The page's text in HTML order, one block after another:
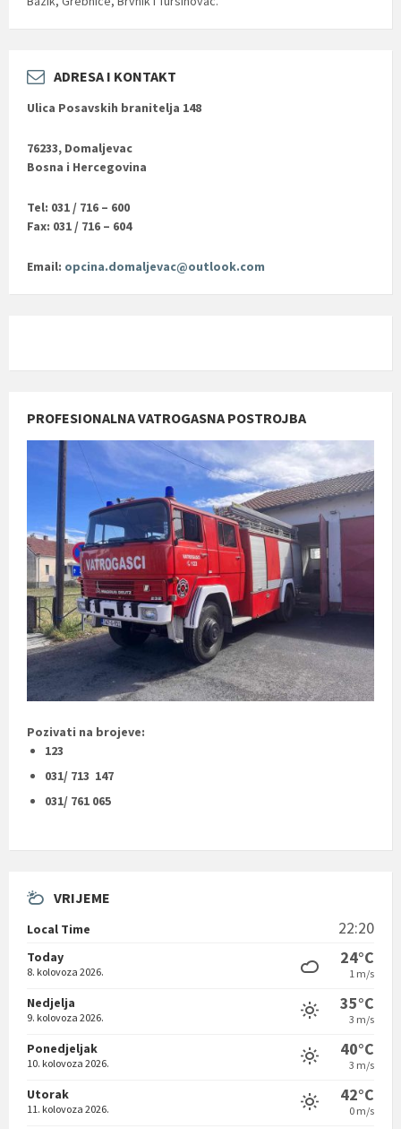
ADRESA I KONTAKT
Ulica Posavskih branitelja 148
76233, Domaljevac
Bosna i Hercegovina
Tel: 031 / 716 – 600
Fax: 031 / 716 – 604
Email: opcina.domaljevac@outlook.com
PROFESIONALNA VATROGASNA POSTROJBA
Pozivati na brojeve:
123
031/ 713 147
031/ 761 065
VRIJEME
Local Time 22:20
Today
8. kolovoza 2026.
24°C
1 m/s
Nedjelja
9. kolovoza 2026.
35°C
3 m/s
Ponedjeljak
10. kolovoza 2026.
40°C
3 m/s
Utorak
11. kolovoza 2026.
42°C
0 m/s